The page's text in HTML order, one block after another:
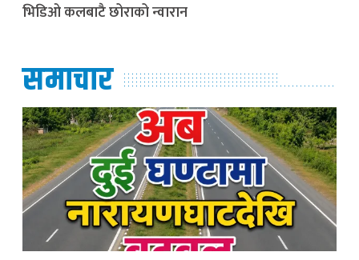
भिडिओ कलबाटै छोराको न्वारान
समाचार